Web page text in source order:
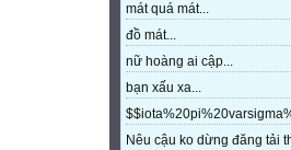
mát quá mát...
đồ mát...
nữ hoàng ai cập...
bạn xấu xa...
Nêu cậu ko dừng đăng tải